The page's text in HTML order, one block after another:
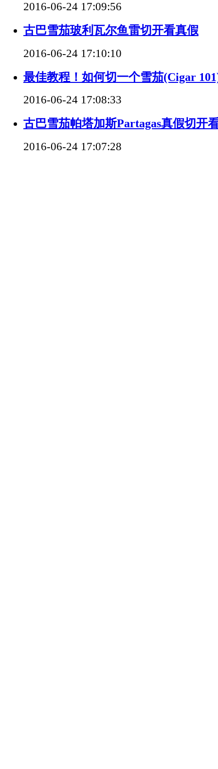
2016-06-24 17:09:56
古巴雪茄玻利瓦尔鱼雷切开看真假
2016-06-24 17:10:10
最佳教程！如何切一个雪茄(Cigar
2016-06-24 17:08:33
古巴雪茄帕塔加斯Partagas真假切开
2016-06-24 17:07:28